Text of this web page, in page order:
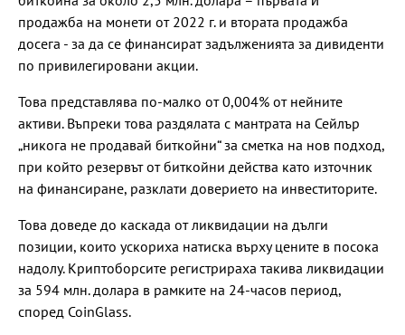
продажба на монети от 2022 г. и втората продажба
досега - за да се финансират задълженията за дивиденти
по привилегировани акции.
Това представлява по-малко от 0,004% от нейните
активи. Въпреки това раздялата с мантрата на Сейлър
„никога не продавай биткойни“ за сметка на нов подход,
при който резервът от биткойни действа като източник
на финансиране, разклати доверието на инвеститорите.
Това доведе до каскада от ликвидации на дълги
позиции, които ускориха натиска върху цените в посока
надолу. Криптоборсите регистрираха такива ликвидации
за 594 млн. долара в рамките на 24-часов период,
според CoinGlass.